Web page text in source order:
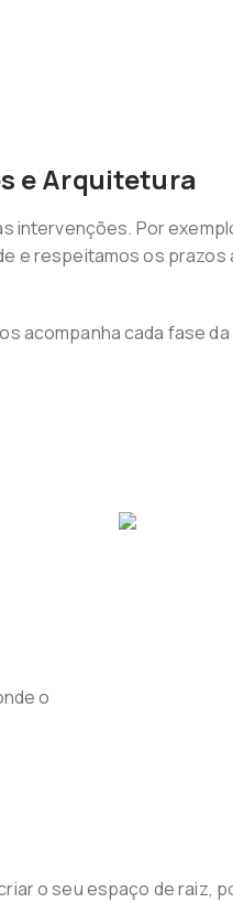
e Arquitetura
intervenções. Por
e respeitamos os
acompanha cada fase
o
o seu espaço de raiz,